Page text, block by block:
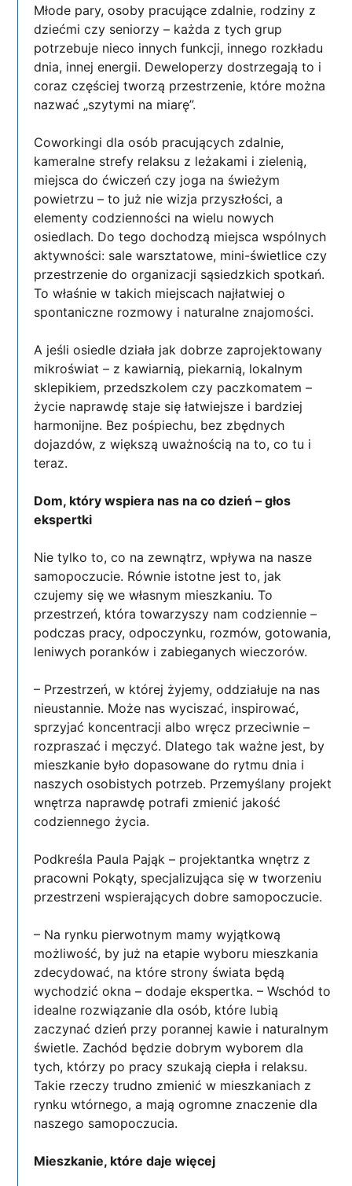
Młode pary, osoby pracujące zdalnie, rodziny z
dziećmi czy seniorzy – każda z tych grup
potrzebuje nieco innych funkcji, innego rozkładu
dnia, innej energii. Deweloperzy dostrzegają to i
coraz częściej tworzą przestrzenie, które można
nazwać „szytymi na miarę”.
Coworkingi dla osób pracujących zdalnie,
kameralne strefy relaksu z leżakami i zielenią,
miejsca do ćwiczeń czy joga na świeżym
powietrzu – to już nie wizja przyszłości, a
elementy codzienności na wielu nowych
osiedlach. Do tego dochodzą miejsca wspólnych
aktywności: sale warsztatowe, mini-świetlice czy
przestrzenie do organizacji sąsiedzkich spotkań.
To właśnie w takich miejscach najłatwiej o
spontaniczne rozmowy i naturalne znajomości.
A jeśli osiedle działa jak dobrze zaprojektowany
mikroświat – z kawiarnią, piekarnią, lokalnym
sklepikiem, przedszkolem czy paczkomatem –
życie naprawdę staje się łatwiejsze i bardziej
harmonijne. Bez pośpiechu, bez zbędnych
dojazdów, z większą uważnością na to, co tu i
teraz.
Dom, który wspiera nas na co dzień – głos
ekspertki
Nie tylko to, co na zewnątrz, wpływa na nasze
samopoczucie. Równie istotne jest to, jak
czujemy się we własnym mieszkaniu. To
przestrzeń, która towarzyszy nam codziennie –
podczas pracy, odpoczynku, rozmów, gotowania,
leniwych poranków i zabieganych wieczorów.
– Przestrzeń, w której żyjemy, oddziałuje na nas
nieustannie. Może nas wyciszać, inspirować,
sprzyjać koncentracji albo wręcz przeciwnie –
rozpraszać i męczyć. Dlatego tak ważne jest, by
mieszkanie było dopasowane do rytmu dnia i
naszych osobistych potrzeb. Przemyślany projekt
wnętrza naprawdę potrafi zmienić jakość
codziennego życia.
Podkreśla Paula Pająk – projektantka wnętrz z
pracowni Pokąty, specjalizująca się w tworzeniu
przestrzeni wspierających dobre samopoczucie.
– Na rynku pierwotnym mamy wyjątkową
możliwość, by już na etapie wyboru mieszkania
zdecydować, na które strony świata będą
wychodzić okna – dodaje ekspertka. – Wschód to
idealne rozwiązanie dla osób, które lubią
zaczynać dzień przy porannej kawie i naturalnym
świetle. Zachód będzie dobrym wyborem dla
tych, którzy po pracy szukają ciepła i relaksu.
Takie rzeczy trudno zmienić w mieszkaniach z
rynku wtórnego, a mają ogromne znaczenie dla
naszego samopoczucia.
Mieszkanie, które daje więcej